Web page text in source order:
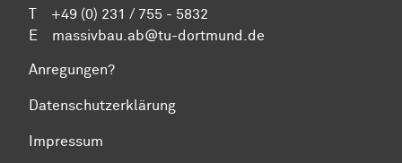
T +49 (0) 231 / 755 - 5832
E massivbau.ab@tu-dortmund.de
Anregungen?
Datenschutzerklärung
Impressum